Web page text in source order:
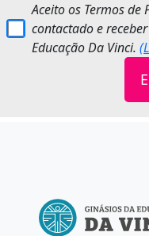
Aceito os Termos de
contactado e
Educação Da Vinci.